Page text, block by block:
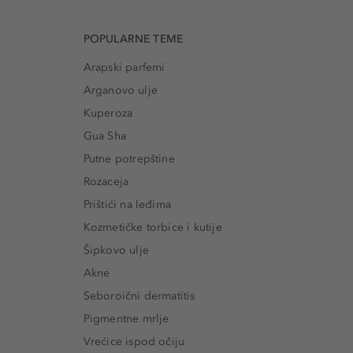
POPULARNE TEME
Arapski parfemi
Arganovo ulje
Kuperoza
Gua Sha
Putne potrepštine
Rozaceja
Prištići na leđima
Kozmetičke torbice i kutije
Šipkovo ulje
Akne
Seboroični dermatitis
Pigmentne mrlje
Vrećice ispod očiju